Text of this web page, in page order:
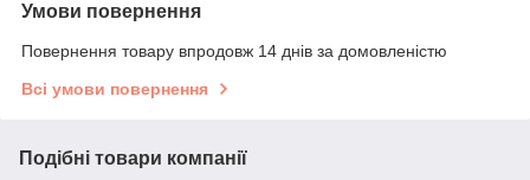
Умови повернення
Повернення товару впродовж 14 днів за домовленістю
Всі умови повернення
Подібні товари компанії